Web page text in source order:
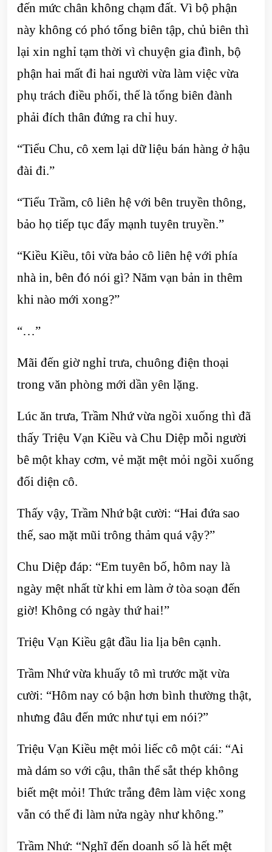
đến mức chân không chạm đất. Vì bộ phận
này không có phó tổng biên tập, chủ biên thì
lại xin nghỉ tạm thời vì chuyện gia đình, bộ
phận hai mất đi hai người vừa làm việc vừa
phụ trách điều phối, thế là tổng biên đành
phải đích thân đứng ra chỉ huy.
“Tiểu Chu, cô xem lại dữ liệu bán hàng ở hậu
đài đi.”
“Tiểu Trầm, cô liên hệ với bên truyền thông,
bảo họ tiếp tục đẩy mạnh tuyên truyền.”
“Kiều Kiều, tôi vừa bảo cô liên hệ với phía
nhà in, bên đó nói gì? Năm vạn bản in thêm
khi nào mới xong?”
“…”
Mãi đến giờ nghỉ trưa, chuông điện thoại
trong văn phòng mới dần yên lặng.
Lúc ăn trưa, Trầm Nhứ vừa ngồi xuống thì đã
thấy Triệu Vạn Kiều và Chu Diệp mỗi người
bê một khay cơm, vẻ mặt mệt mỏi ngồi xuống
đối diện cô.
Thấy vậy, Trầm Nhứ bật cười: “Hai đứa sao
thế, sao mặt mũi trông thảm quá vậy?”
Chu Diệp đáp: “Em tuyên bố, hôm nay là
ngày mệt nhất từ khi em làm ở tòa soạn đến
giờ! Không có ngày thứ hai!”
Triệu Vạn Kiều gật đầu lia lịa bên cạnh.
Trầm Nhứ vừa khuấy tô mì trước mặt vừa
cười: “Hôm nay có bận hơn bình thường thật,
nhưng đâu đến mức như tụi em nói?”
Triệu Vạn Kiều mệt mỏi liếc cô một cái: “Ai
mà dám so với cậu, thân thể sắt thép không
biết mệt mỏi! Thức trắng đêm làm việc xong
vẫn có thể đi làm nửa ngày như không.”
Trầm Nhứ: “Nghĩ đến doanh số là hết mệt